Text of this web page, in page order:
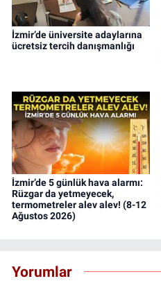
İzmir’de üniversite adaylarına
ücretsiz tercih danışmanlığı
İzmir’de 5 günlük hava alarmı:
Rüzgar da yetmeyecek,
termometreler alev alev! (8-12
Ağustos 2026)
Yorumlar